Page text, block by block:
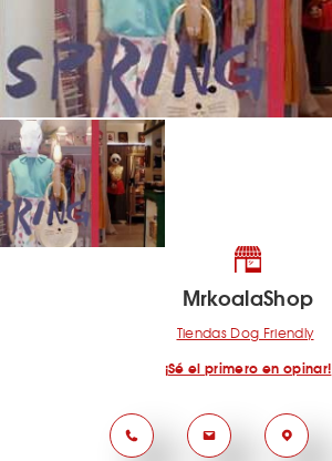
MrkoalaShop
Tiendas Dog Friendly
¡Sé el primero en opinar!